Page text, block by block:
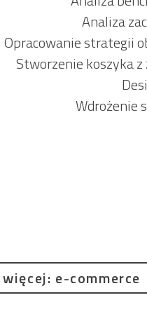
Analiza
Opracowanie strategii
Stworzenie koszyka
Wdrożenie
więcej: e-commerce